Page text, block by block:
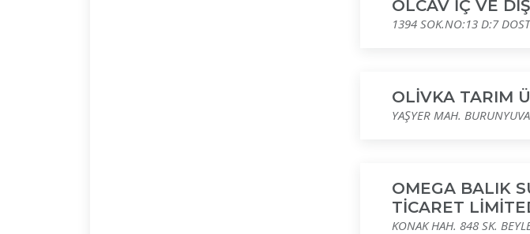
OLCAV İÇ VE
1394 SOK.NO:13 D:7
OLİVKA TARIM
YAŞYER MAH.
OMEGA BALIK
TİCARET
KONAK HAH. 848 SK.